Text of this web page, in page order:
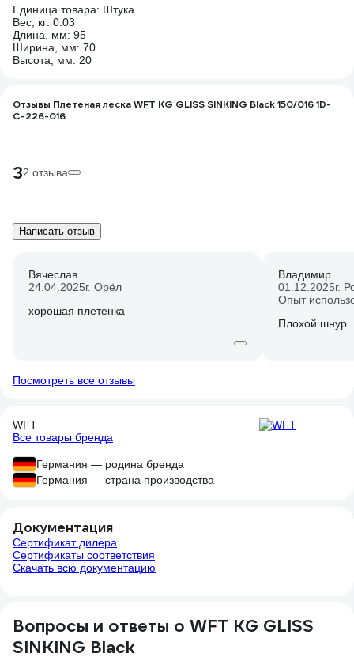
Единица товара: Штука
Вес, кг: 0.03
Длина, мм: 95
Ширина, мм: 70
Высота, мм: 20
Отзывы Плетеная леска WFT KG GLISS SINKING Black 150/016 1D-
C-226-016
32 отзыва
Написать отзыв
Вячеслав
24.04.2025г. Орёл
хорошая плетенка
Владимир
01.12.2025г.
Опыт
Плохой шнур.
Посмотреть все отзывы
WFT
Все товары бренда
Германия — родина бренда
Германия — страна производства
Документация
Сертификат дилера
Сертификаты соответствия
Скачать всю документацию
Вопросы и ответы о WFT KG GLISS
SINKING Black